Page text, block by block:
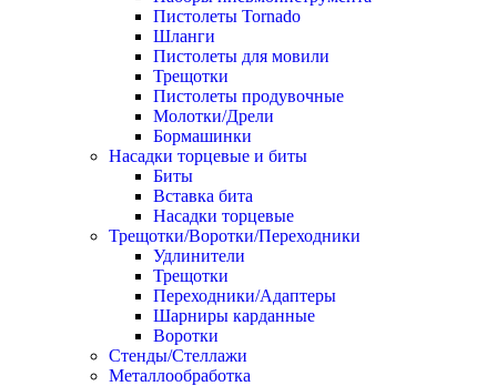
Пистолеты Tornado
Шланги
Пистолеты для мовили
Трещотки
Пистолеты продувочные
Молотки/Дрели
Бормашинки
Насадки торцевые и биты
Биты
Вставка бита
Насадки торцевые
Трещотки/Воротки/Переходники
Удлинители
Трещотки
Переходники/Адаптеры
Шарниры карданные
Воротки
Стенды/Стеллажи
Металлообработка